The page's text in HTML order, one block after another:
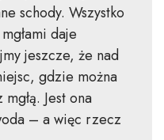
schody. Wszystko
daje
jeszcze, że nad
gdzie można
Jest ona
– a więc rzecz